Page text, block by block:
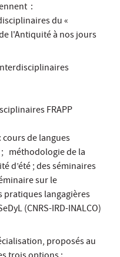
:
du «
l'Antiquité à nos jours
FRAPP
de langues
méthodologie de la
d’été ; des séminaires
sur le
langagières
(CNRS-IRD-INALCO)
proposés au